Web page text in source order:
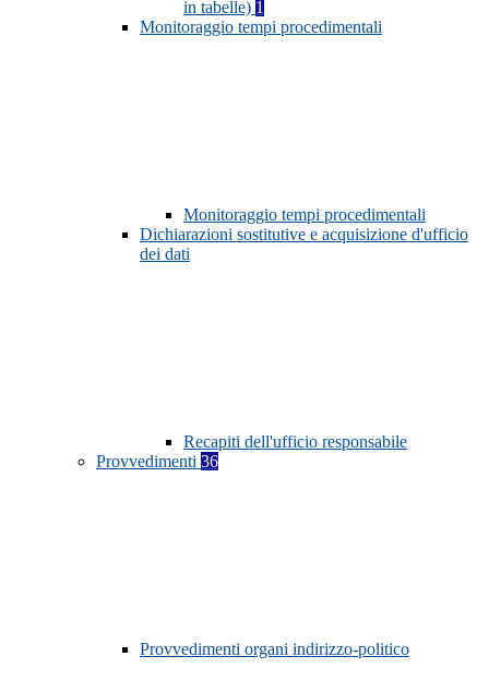
in tabelle) 1
Monitoraggio tempi procedimentali
Monitoraggio tempi procedimentali
Dichiarazioni sostitutive e acquisizione d'ufficio
dei dati
Recapiti dell'ufficio responsabile
Provvedimenti 36
Provvedimenti organi indirizzo-politico